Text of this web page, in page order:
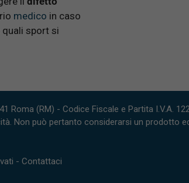
medico in caso
sport si
Roma (RM) - Codice Fiscale e Partita I.V.A.
Non può pertanto considerarsi un prodotto
- Contattaci